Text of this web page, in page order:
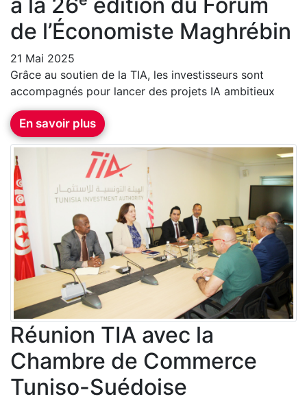
de l’Économiste Maghrébin
21 Mai 2025
Grâce au soutien de la TIA, les investisseurs sont
accompagnés pour lancer des projets IA ambitieux
En savoir plus
Réunion TIA avec la
Chambre de Commerce
Tuniso-Suédoise